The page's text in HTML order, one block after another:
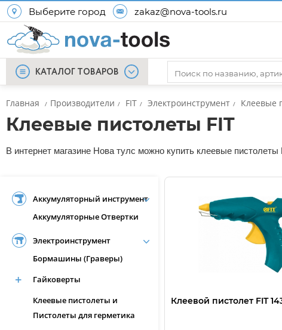
Выберите город zakaz@nova-tools.ru
КАТАЛОГ ТОВАРОВ
Главная / Производители / FIT / Электроинструмент / Клеевые
Клеевые пистолеты FIT
В интернет магазине Нова тулс можно купить клеевые пистолеты
Аккумуляторный инструмент
Аккумуляторные Отвертки
Электроинструмент
Бормашины (Граверы)
Гайковерты
Клеевые пистолеты и
Пистолеты для герметика
Клеевой пистолет FIT